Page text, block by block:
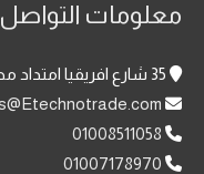
معلومات التواصل
01008511058
01007178970